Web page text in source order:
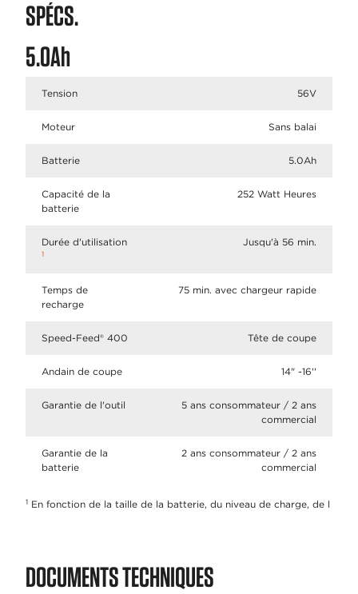
SPÉCS.
5.0Ah
Tension 56V
Moteur Sans balai
Batterie 5.0Ah
Capacité de la
batterie
252 Watt Heures
Durée d'utilisation
1
Jusqu'à 56 min.
Temps de
recharge
75 min. avec chargeur rapide
Speed-Feed® 400 Tête de coupe
Andain de coupe 14" -16''
Garantie de l'outil
5 ans consommateur / 2 ans
commercial
Garantie de la
batterie
2 ans consommateur / 2 ans
commercial
1 En fonction de la taille de la batterie, du niveau de charge, de l
DOCUMENTS TECHNIQUES